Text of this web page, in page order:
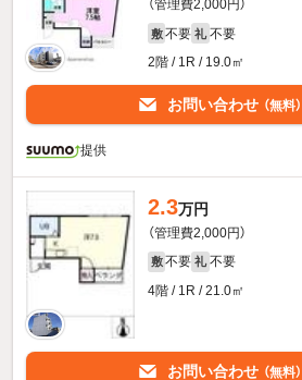
（管理費2,000円）
敷 不要 礼 不要
2階 / 1R / 19.0㎡
お問い合わせ （無料）
提供
2.3万円
（管理費2,000円）
敷 不要 礼 不要
4階 / 1R / 21.0㎡
お問い合わせ （無料）